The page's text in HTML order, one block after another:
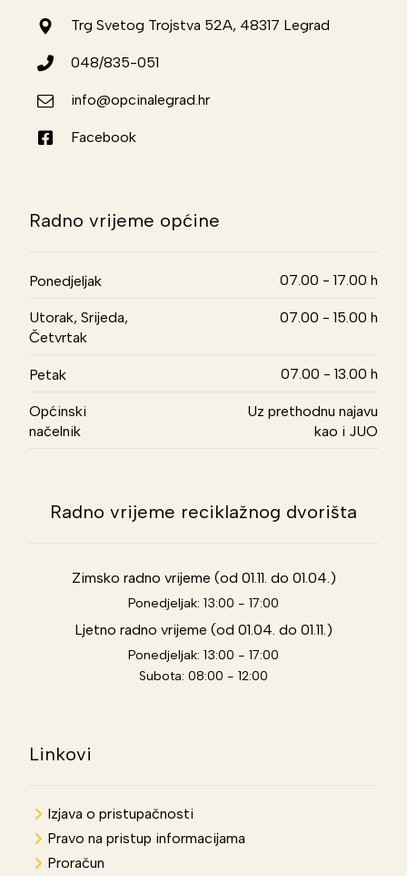
Trg Svetog Trojstva 52A, 48317 Legrad
048/835-051
info@opcinalegrad.hr
Facebook
Radno vrijeme općine
Ponedjeljak 07.00 - 17.00 h
Utorak, Srijeda,
Četvrtak
07.00 - 15.00 h
Petak 07.00 - 13.00 h
Općinski
načelnik
Uz prethodnu najavu
kao i JUO
Radno vrijeme reciklažnog dvorišta
Zimsko radno vrijeme (od 01.11. do 01.04.)
Ponedjeljak: 13:00 - 17:00
Ljetno radno vrijeme (od 01.04. do 01.11.)
Ponedjeljak: 13:00 - 17:00
Subota: 08:00 - 12:00
Linkovi
Izjava o pristupačnosti
Pravo na pristup informacijama
Proračun